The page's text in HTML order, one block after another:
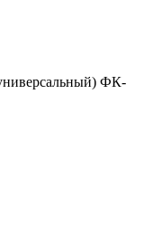
ФК-